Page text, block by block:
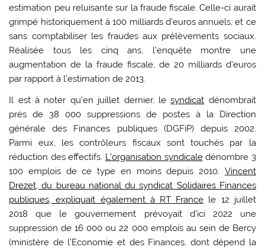
estimation peu reluisante sur la fraude fiscale. Celle-ci aurait
grimpé historiquement à 100 milliards d’euros annuels, et ce
sans comptabiliser les fraudes aux prélèvements sociaux.
Réalisée tous les cinq ans, l’enquête montre une
augmentation de la fraude fiscale, de 20 milliards d’euros
par rapport à l’estimation de 2013.
Il est à noter qu’en juillet dernier, lesyndicat dénombrait
près de 38 000 suppressions de postes à la Direction
générale des Finances publiques (DGFiP) depuis 2002.
Parmi eux, les contrôleurs fiscaux sont touchés par la
réduction des effectifs. L’organisation syndicaledénombre 3
100 emplois de ce type en moins depuis 2010. Vincent
Drezet, du bureau national du syndicat Solidaires Finances
publiques, expliquait également à RT France le 12 juillet
2018 que le gouvernement prévoyait d’ici 2022 une
suppression de 16 000 ou 22 000 emplois au sein de Bercy
(ministère de l’Economie et des Finances, dont dépend la